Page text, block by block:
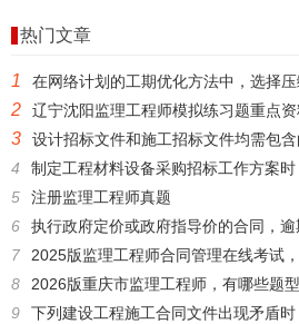
热门文章
1 在网络计划的工期优化方法中，选择压缩对象时
2 辽宁沈阳监理工程师模拟练习题重点
3
设计招标文件和施工招标文件均需包含
4
制定工程材料设备采购招标工作方案时，分阶段招
5
注册监理工程师真题
6
执行政府定价或政府指导价的合同，逾期提
7
2025版监理工程师合同管理在线考试
8
2026版重庆市监理工程师，有哪些题
9
下列建设工程施工合同文件出现矛盾时，